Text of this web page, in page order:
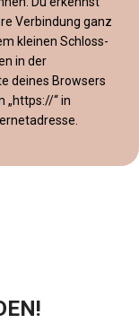
Verbindung ganz
kleinen Schloss-
in der
deines Browsers
„https://“ in